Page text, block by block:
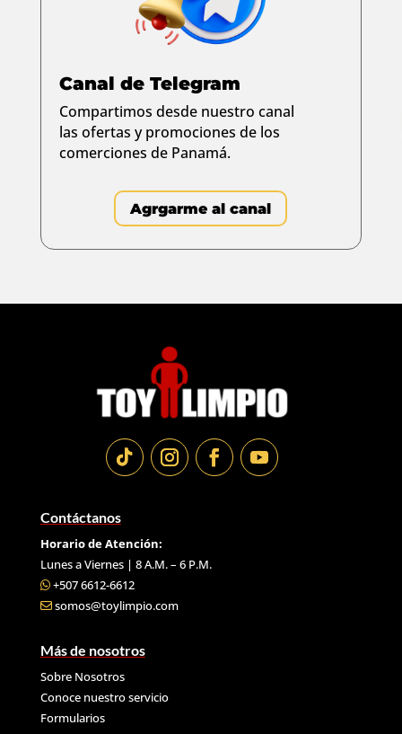
Canal de Telegram
Compartimos desde nuestro canal
las ofertas y promociones de los
comerciones de Panamá.
Agrgarme al canal
Contáctanos
Horario de Atención:
Lunes a Viernes | 8 A.M. – 6 P.M.
+507 6612-6612
somos@toylimpio.com
Más de nosotros
Sobre Nosotros
Conoce nuestro servicio
Formularios